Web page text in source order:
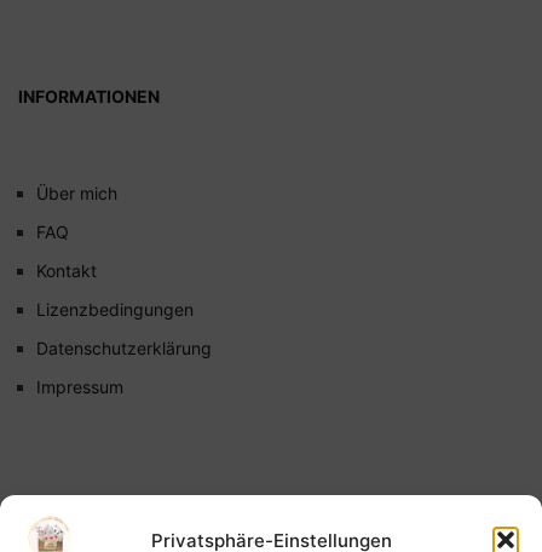
Privatsphäre-Einstellungen
INFORMATIONEN
Über mich
FAQ
Kontakt
Lizenzbedingungen
Datenschutzerklärung
Impressum